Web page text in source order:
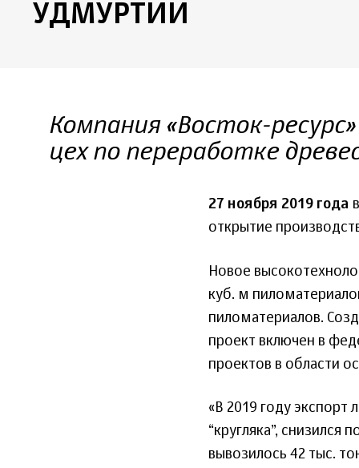
УДМУРТИИ
Компания «Восток-
цех по переработке
27 ноября 2019 года
открытие
Новое
куб. м
пиломатериалов.
проект включен в
проектов в области
«В 2019 году
“кругляка”, снизился
вывозилось 42 тыс.